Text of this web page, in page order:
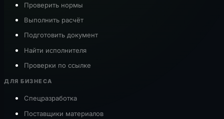
Проверить нормы
Выполнить расчёт
Подготовить документ
Найти исполнителя
Проверки по ссылке
ДЛЯ БИЗНЕСА
Спецразработка
Поставщики материалов